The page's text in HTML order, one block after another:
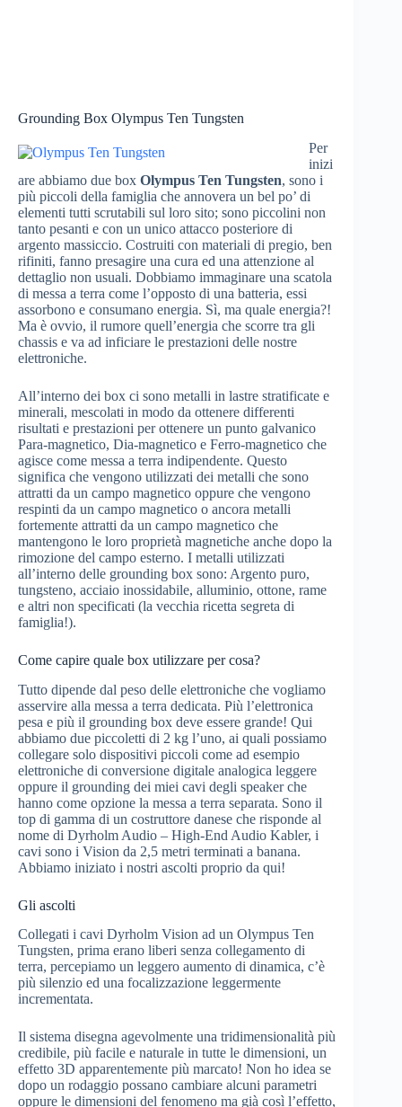
Grounding Box Olympus Ten Tungsten
Per
inizi
are abbiamo due box Olympus Ten Tungsten, sono i
più piccoli della famiglia che annovera un bel po’ di
elementi tutti scrutabili sul loro sito; sono piccolini non
tanto pesanti e con un unico attacco posteriore di
argento massiccio. Costruiti con materiali di pregio, ben
rifiniti, fanno presagire una cura ed una attenzione al
dettaglio non usuali. Dobbiamo immaginare una scatola
di messa a terra come l’opposto di una batteria, essi
assorbono e consumano energia. Sì, ma quale energia?!
Ma è ovvio, il rumore quell’energia che scorre tra gli
chassis e va ad inficiare le prestazioni delle nostre
elettroniche.
All’interno dei box ci sono metalli in lastre stratificate e
minerali, mescolati in modo da ottenere differenti
risultati e prestazioni per ottenere un punto galvanico
Para-magnetico, Dia-magnetico e Ferro-magnetico che
agisce come messa a terra indipendente. Questo
significa che vengono utilizzati dei metalli che sono
attratti da un campo magnetico oppure che vengono
respinti da un campo magnetico o ancora metalli
fortemente attratti da un campo magnetico che
mantengono le loro proprietà magnetiche anche dopo la
rimozione del campo esterno. I metalli utilizzati
all’interno delle grounding box sono: Argento puro,
tungsteno, acciaio inossidabile, alluminio, ottone, rame
e altri non specificati (la vecchia ricetta segreta di
famiglia!).
Come capire quale box utilizzare per cosa?
Tutto dipende dal peso delle elettroniche che vogliamo
asservire alla messa a terra dedicata. Più l’elettronica
pesa e più il grounding box deve essere grande! Qui
abbiamo due piccoletti di 2 kg l’uno, ai quali possiamo
collegare solo dispositivi piccoli come ad esempio
elettroniche di conversione digitale analogica leggere
oppure il grounding dei miei cavi degli speaker che
hanno come opzione la messa a terra separata. Sono il
top di gamma di un costruttore danese che risponde al
nome di Dyrholm Audio – High-End Audio Kabler, i
cavi sono i Vision da 2,5 metri terminati a banana.
Abbiamo iniziato i nostri ascolti proprio da qui!
Gli ascolti
Collegati i cavi Dyrholm Vision ad un Olympus Ten
Tungsten, prima erano liberi senza collegamento di
terra, percepiamo un leggero aumento di dinamica, c’è
più silenzio ed una focalizzazione leggermente
incrementata.
Il sistema disegna agevolmente una tridimensionalità più
credibile, più facile e naturale in tutte le dimensioni, un
effetto 3D apparentemente più marcato! Non ho idea se
dopo un rodaggio possano cambiare alcuni parametri
oppure le dimensioni del fenomeno ma già così l’effetto,